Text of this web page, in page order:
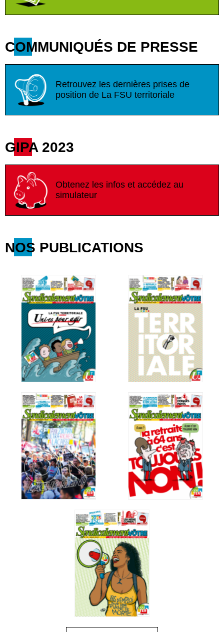
COMMUNIQUÉS DE PRESSE
Retrouvez les dernières prises de
position de La FSU territoriale
GIPA 2023
Obtenez les infos et accédez au
simulateur
NOS PUBLICATIONS